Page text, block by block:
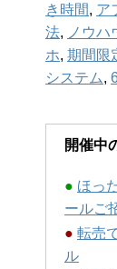
き時間, ア
法, ノウハ
ホ, 期間限
システム,
開催中
● ほっ
ールご
● 転売
ル